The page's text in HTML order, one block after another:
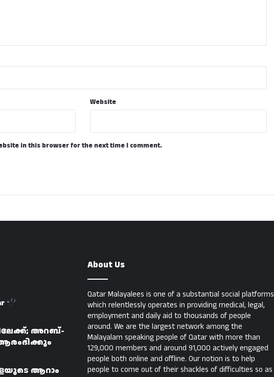
Website
in this browser for the next time I comment.
അറബ്-
ആറാം
About Us
Qatar Malayalees is one of a substantial social platforms
which relentlessly operates in providing medical, legal,
employment and daily aid to thousands of people
around. We are the largest network among the
Malayalam speaking people of Qatar with more than
129,000 members and around 91,000 actively engaged
people both online and offline. Our notion is to help
people to come out of their shackles of difficulties so as